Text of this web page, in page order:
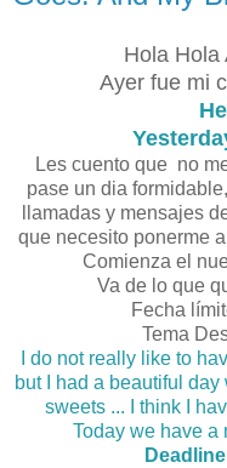
Hola Hola
Ayer fue mi
Les cuento que no
pase un dia
llamadas y mensajes
que necesito ponerme
Comienza el
Va de lo que
Fecha
Tema
I do not really like to
but I had a beautiful
sweets ...
I think I
Today we have a